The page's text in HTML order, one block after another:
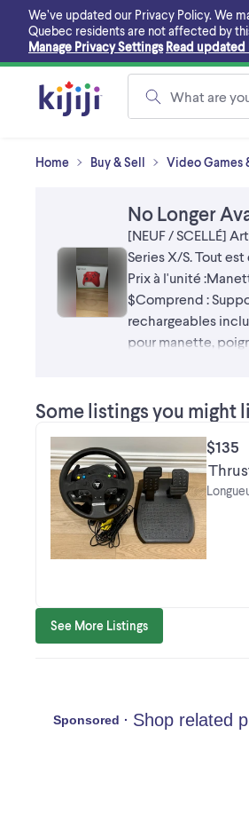
main
content
We’ve updated our Privacy Policy. We
Quebec residents are not affected by
Manage Privacy Settings Read
What are
Home Buy & Sell Video Games
No Longer
​[NEUF / SCELLÉ]
Series X/S. Tout
Prix à l'unité :
$ ​Comprend :
rechargeables
pour manette,
2N6 ​Premier arrivé,
Some listings you might
$135
See More Listings